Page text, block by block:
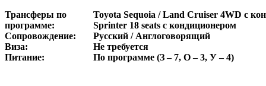
Трансферы по
программе:
Toyota Sequoia / Land Cruiser 4WD с
Sprinter 18 seats с кондиционером
Сопровождение:
Русский / Англоговорящий
Виза:
Не требуется
Питание: По программе (З – 7, О – 3, У – 4)